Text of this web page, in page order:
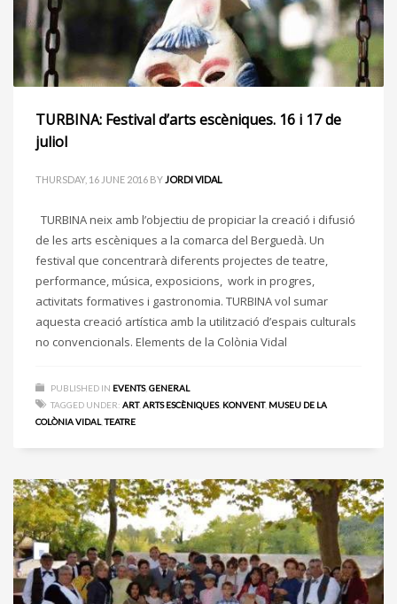
TURBINA: Festival d’arts escèniques. 16 i 17 de
juliol
THURSDAY, 16 JUNE 2016 BYJORDI VIDAL
TURBINA neix amb l’objectiu de propiciar la creació i difusió
de les arts escèniques a la comarca del Berguedà. Un
festival que concentrarà diferents projectes de teatre,
performance, música, exposicions, work in progres,
activitats formatives i gastronomia. TURBINA vol sumar
aquesta creació artística amb la utilització d’espais culturals
no convencionals. Elements de la Colònia Vidal
PUBLISHED IN EVENTS, GENERAL
TAGGED UNDER: ART, ARTS ESCÈNIQUES, KONVENT, MUSEU DE LA
COLÒNIA VIDAL,TEATRE